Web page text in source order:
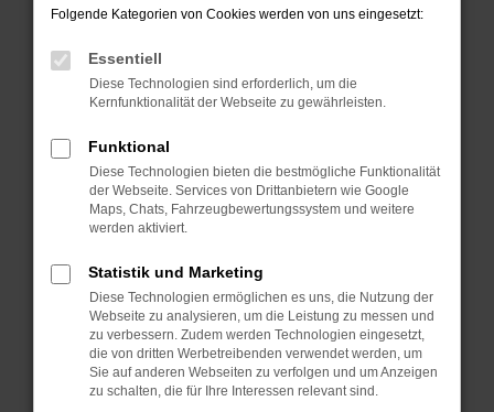
Prüfe deine Browsererweiterungen.
können das Laden bestimmter Seiten
verhindern. Funktioniert die Seite in einem
Fenster?
Starte dein Gerät neu.
Das kann manchmal helfen, vorübergehende
Probleme zu beheben.
Betriebssystem auf dem neuesten Stand
sind.
Veraltete Software birgt nicht nur ein
Sicherheitsrisiko, sondern kann auch dazu
führen, dass bestimmte Funktionen nicht mehr
unterstützt werden.
Folgende Kategorien von Cookies werden von uns eingesetzt:
Essentiell
Diese Technologien sind erforderlich, um die
Kernfunktionalität der Webseite zu gewährleisten.
Funktional
Diese Technologien bieten die bestmögliche Funktionalität
der Webseite. Services von Drittanbietern wie Google
Maps, Chats, Fahrzeugbewertungssystem und weitere
werden aktiviert.
Statistik und Marketing
Diese Technologien ermöglichen es uns, die Nutzung der
Webseite zu analysieren, um die Leistung zu messen und
zu verbessern. Zudem werden Technologien eingesetzt,
die von dritten Werbetreibenden verwendet werden, um
Sie auf anderen Webseiten zu verfolgen und um Anzeigen
zu schalten, die für Ihre Interessen relevant sind.